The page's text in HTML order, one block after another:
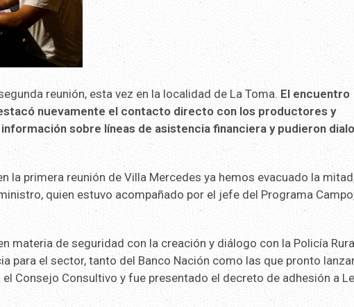
reunión, esta vez en la localidad de La Toma. El encuentro
nuevamente el contacto directo con los productores y
sobre líneas de asistencia financiera y pudieron
la primera reunión de Villa Mercedes ya hemos evacuado la
quien estuvo acompañado por el jefe del Programa
materia de seguridad con la creación y diálogo con la Policía
para el sector, tanto del Banco Nación como las que pronto
Consejo Consultivo y fue presentado el decreto de adhesión a